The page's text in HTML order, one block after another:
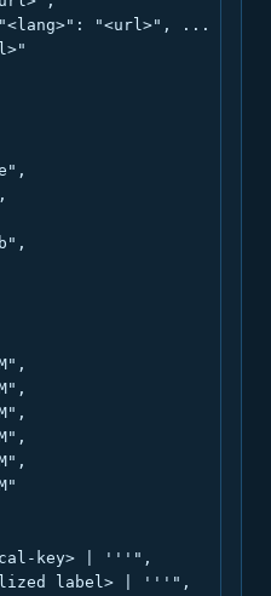
"<url>", ... },
key> | '''",
label> | '''",